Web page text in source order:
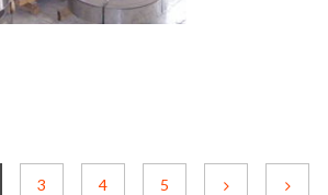
3 4 5